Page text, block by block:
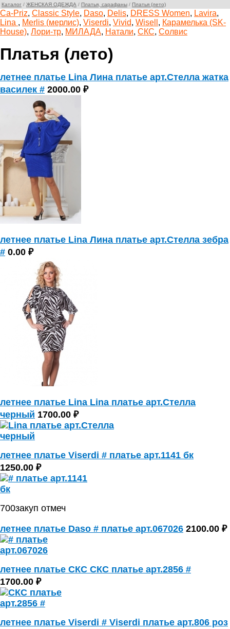
Каталог / ЖЕНСКАЯ ОДЕЖДА / Платья, сарафаны / Платья (лето)
Ca-Priz, Classic Style, Daso, Delis, DRESS Women, Lavira,
Lina , Merlis (мерлис), Viserdi, Vivid, Wisell , Карамелька (SK-
House), Лори-тр, МИЛАДА, Натали, СКС, Солвис
Платья (лето)
летнее платье Lina Лина платье арт.Стелла жатка
василек # 2000.00 ₽
летнее платье Lina Лина платье арт.Стелла зебра
# 0.00 ₽
летнее платье Lina Lina платье арт.Стелла
черный 1700.00 ₽
летнее платье Viserdi # платье арт.1141 бк
1250.00 ₽
700закуп отмеч
летнее платье Daso # платье арт.067026 2100.00 ₽
летнее платье СКС СКС платье арт.2856 #
1700.00 ₽
летнее платье Viserdi # Viserdi платье арт.806 роз